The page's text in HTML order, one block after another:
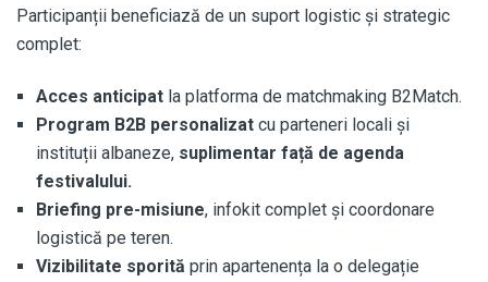
Participanții beneficiază de un suport logistic și strategic
complet:
Acces anticipat la platforma de matchmaking B2Match.
Program B2B personalizat cu parteneri locali și
instituții albaneze, suplimentar față de agenda
festivalului.
Briefing pre-misiune, infokit complet și coordonare
logistică pe teren.
Vizibilitate sporită prin apartenența la o delegație